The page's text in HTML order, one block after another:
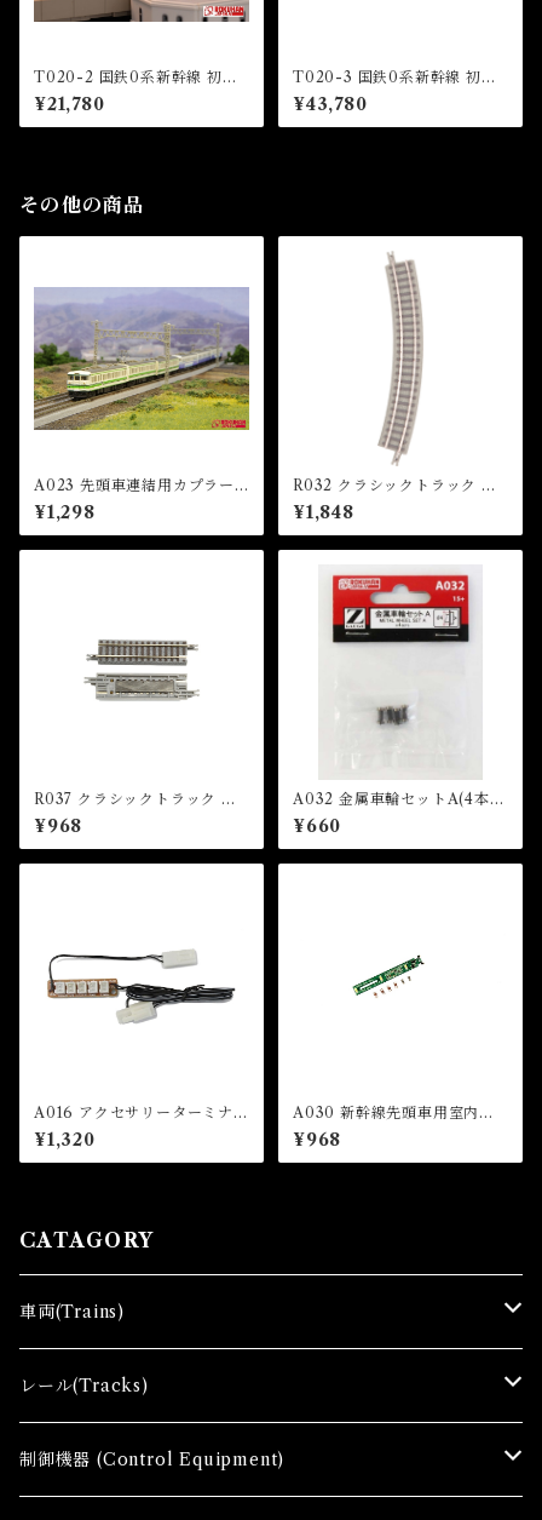
T020-2 国鉄0系新幹線 初期
型「ひかり」4両基本セット (J
NR Series 0 shinkansen HI
KARI” 4 Cars Basic Set)
¥21,780
T020-3 国鉄0系新幹線 初期
型「ひかり」8両増結セット (J
NR Series 0 shinkansen HI
KARI” 8 Cars Extension Se
¥43,780
その他の商品
A023 先頭車連結用カプラー
セット(113系/115系/415系用)
（Coupler Set）
¥1,298
R032 クラシックトラック 曲
線レール R195-30°(6本入)
(CLASSIC TRACK Curved
Track R195mm 30 ° x 6 pc
¥1,848
R037 クラシックトラック ナ
ックルカプラー用アンカプラ
ーレール 55mm(1本入) (CLA
SSIC TRACK Uncoupler T
¥968
A032 金属車輪セットA(4本
入) (METAL WHEEL SET A
x 4 pcs)
¥660
A016 アクセサリーターミナル
(Accessory Power Termin
al)
¥1,320
A030 新幹線先頭車用室内灯
(短) (ROOM LIGHT FOR F
RONT/TAIL CAR (SHOR
T))
¥968
CATAGORY
車両(Trains)
Ｚゲージ車両(Ｔ) Zgauge Trains
Ｚゲージスターターセット(G) Z Starter sets
レール(Tracks)
レール(R)Tracks
制御機器 (Control Equipment)